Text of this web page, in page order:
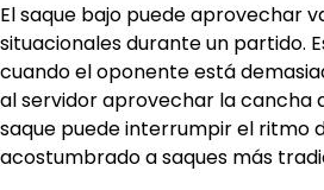
El saque bajo puede aprovechar
situacionales durante un partido.
cuando el oponente está
al servidor aprovechar la cancha
saque puede interrumpir el ritmo
acostumbrado a saques más